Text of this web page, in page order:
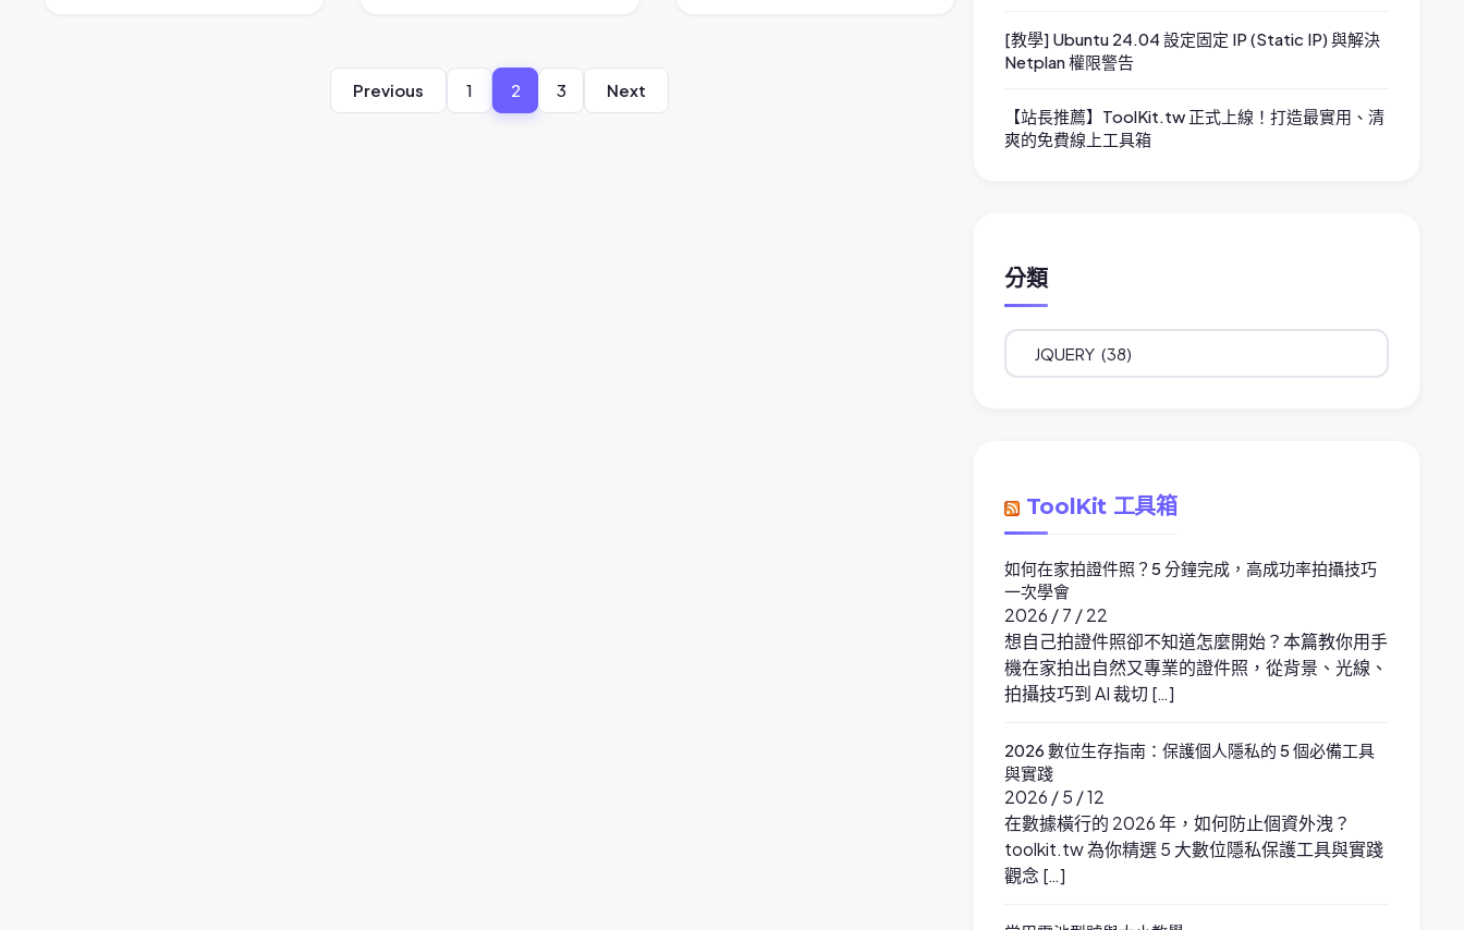
Previous 1 2 3 Next
[教學] Ubuntu 24.04 設定固定 IP (Static IP) 與解決
Netplan 權限警告
【站長推薦】ToolKit.tw 正式上線！打造最實用、清
爽的免費線上工具箱
分類
分
類
ToolKit 工具箱
如何在家拍證件照？5 分鐘完成，高成功率拍攝技巧
一次學會
2026 / 7 / 22
想自己拍證件照卻不知道怎麼開始？本篇教你用手
機在家拍出自然又專業的證件照，從背景、光線、
拍攝技巧到 AI 裁切 […]
2026 數位生存指南：保護個人隱私的 5 個必備工具
與實踐
2026 / 5 / 12
在數據橫行的 2026 年，如何防止個資外洩？
toolkit.tw 為你精選 5 大數位隱私保護工具與實踐
觀念 […]